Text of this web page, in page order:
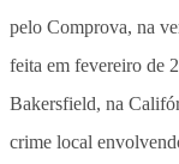
pelo Comprova, na
feita em fevereiro de
Bakersfield, na
crime local